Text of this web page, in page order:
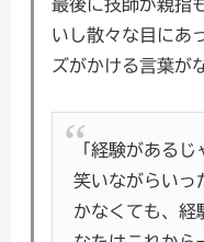
最後に技師が親指
いし散々な目にあ
ズがかける言葉が
「経験がある
笑いながらいっ
かなくても、経